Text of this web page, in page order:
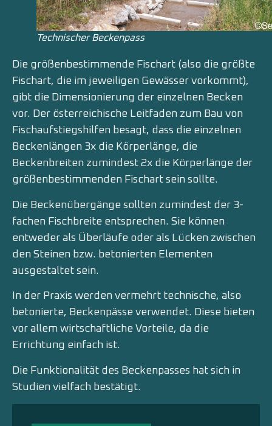
Technischer Beckenpass
Die größenbestimmende Fischart (also die größte
Fischart, die im jeweiligen Gewässer vorkommt),
gibt die Dimensionierung der einzelnen Becken
vor. Der österreichische Leitfaden zum Bau von
Fischaufstiegshilfen besagt, dass die einzelnen
Beckenlängen 3x die Körperlänge, die
Beckenbreiten zumindest 2x die Körperlänge der
größenbestimmenden Fischart sein sollte.
Die Beckenübergänge sollten zumindest der 3-
fachen Fischbreite entsprechen. Sie können
entweder als Überläufe oder als Lücken zwischen
den Steinen bzw. betonierten Elementen
ausgestaltet sein.
In der Praxis werden vermehrt technische, also
betonierte, Beckenpässe verwendet. Diese bieten
vor allem wirtschaftliche Vorteile, da die
Errichtung einfach ist.
Die Funktionalität des Beckenpasses hat sich in
Studien vielfach bestätigt.